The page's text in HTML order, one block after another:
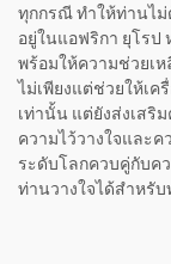
ทุกกรณี ทำให้ท่านไม่
อยู่ในแอฟริกา ยุโรป
พร้อมให้ความช่วยเ
ไม่เพียงแต่ช่วยให้เ
เท่านั้น แต่ยังส่งเสริ
ความไว้วางใจและค
ระดับโลกควบคู่กับค
ท่านวางใจได้สำหรั